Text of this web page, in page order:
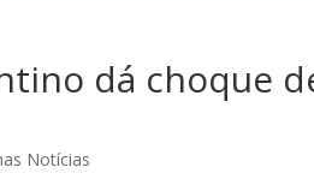
dá choque
Notícias